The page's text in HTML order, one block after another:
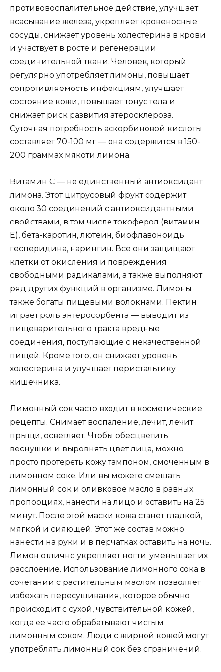
противовоспалительное действие, улучшает
всасывание железа, укрепляет кровеносные
сосуды, снижает уровень холестерина в крови
и участвует в росте и регенерации
соединительной ткани. Человек, который
регулярно употребляет лимоны, повышает
сопротивляемость инфекциям, улучшает
состояние кожи, повышает тонус тела и
снижает риск развития атеросклероза.
Суточная потребность аскорбиновой кислоты
составляет 70-100 мг — она ​​содержится в 150-
200 граммах мякоти лимона.
Витамин С — не единственный антиоксидант
лимона. Этот цитрусовый фрукт содержит
около 30 соединений с антиоксидантными
свойствами, в том числе токоферол (витамин
Е), бета-каротин, лютеин, биофлавоноиды
гесперидина, нарингин. Все они защищают
клетки от окисления и повреждения
свободными радикалами, а также выполняют
ряд других функций в организме. Лимоны
также богаты пищевыми волокнами. Пектин
играет роль энтеросорбента — выводит из
пищеварительного тракта вредные
соединения, поступающие с некачественной
пищей. Кроме того, он снижает уровень
холестерина и улучшает перистальтику
кишечника.
Лимонный сок часто входит в косметические
рецепты. Снимает воспаление, лечит, лечит
прыщи, осветляет. Чтобы обесцветить
веснушки и выровнять цвет лица, можно
просто протереть кожу тампоном, смоченным в
лимонном соке. Или вы можете смешать
лимонный сок и оливковое масло в равных
пропорциях, нанести на лицо и оставить на 25
минут. После этой маски кожа станет гладкой,
мягкой и сияющей. Этот же состав можно
нанести на руки и в перчатках оставить на ночь.
Лимон отлично укрепляет ногти, уменьшает их
расслоение. Использование лимонного сока в
сочетании с растительным маслом позволяет
избежать пересушивания, которое обычно
происходит с сухой, чувствительной кожей,
когда ее часто обрабатывают чистым
лимонным соком. Люди с жирной кожей могут
употреблять лимонный сок без ограничений.